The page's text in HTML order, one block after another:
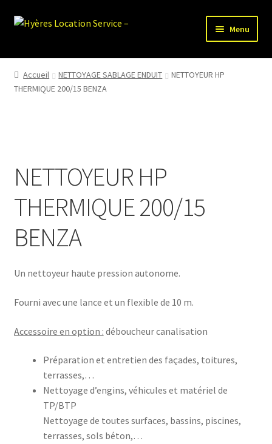
Aller
Aller
Menu
HLS-ACCUEIL
LOCATION MATERIEL
Accueil NETTOYAGE SABLAGE ENDUIT
NETTOYEUR HP
THERMIQUE 200/15 BENZA
NETTOYEUR HP
THERMIQUE 200/15
BENZA
Un nettoyeur haute pression autonome.
Fourni avec une lance et un flexible de 10 m.
Accessoire en option : déboucheur canalisation
Préparation et entretien des façades, toitures,
terrasses,…
Nettoyage d’engins, véhicules et matériel de
TP/BTP
Nettoyage de toutes surfaces, bassins, piscines,
terrasses, sols béton,…